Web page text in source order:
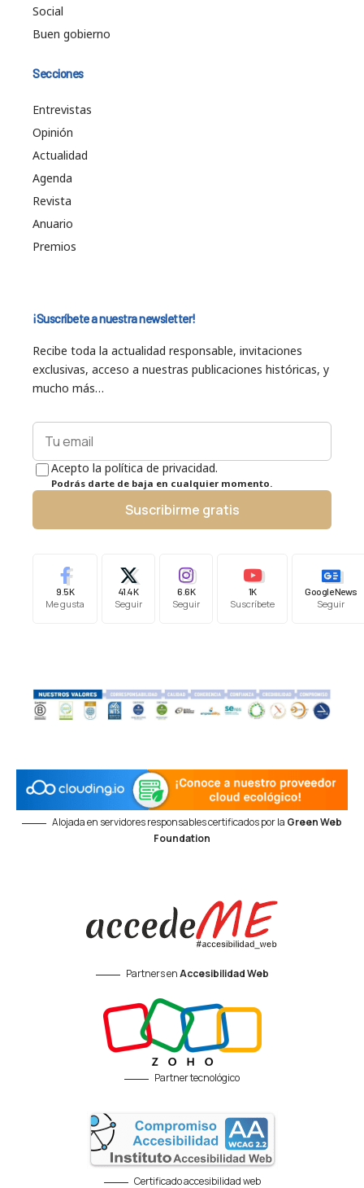
Social
Buen gobierno
Secciones
Entrevistas
Opinión
Actualidad
Agenda
Revista
Anuario
Premios
¡Suscríbete a nuestra newsletter!
Recibe toda la actualidad responsable, invitaciones
exclusivas, acceso a nuestras publicaciones históricas, y
mucho más…
Acepto la política de privacidad.
Podrás darte de baja en cualquier momento.
Suscribirme gratis
9.5K
Me gusta
41.4K
Seguir
6.6K
Seguir
1K
Suscríbete
Google News
Seguir
Alojada en servidores responsables certificados por la Green Web
Foundation
Partners enAccesibilidad Web
Partner tecnológico
Certificado accesibilidad web